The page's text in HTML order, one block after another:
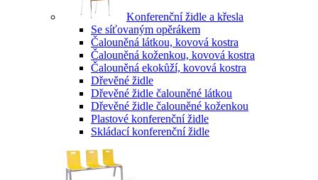
Konferenční židle a křesla
Se síťovaným opěrákem
Čalouněná látkou, kovová kostra
Čalouněná koženkou, kovová kostra
Čalouněná ekokůží, kovová kostra
Dřevěné židle
Dřevěné židle čalouněné látkou
Dřevěné židle čalouněné koženkou
Plastové konferenční židle
Skládací konferenční židle